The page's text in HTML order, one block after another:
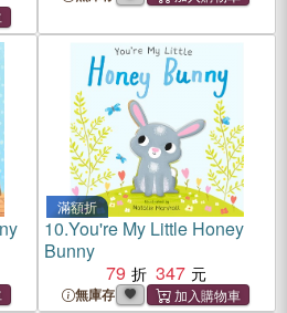
滿額折
10.You're My Little Honey
Bunny
79
347
無庫存